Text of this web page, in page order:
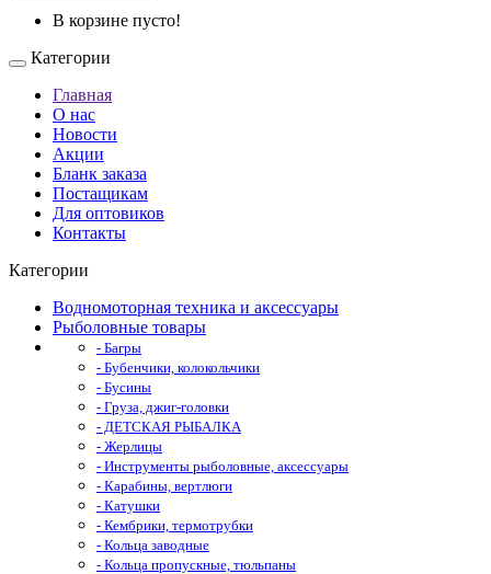
В корзине пусто!
Категории
Главная
О нас
Новости
Акции
Бланк заказа
Постащикам
Для оптовиков
Контакты
Категории
Водномоторная техника и аксессуары
Рыболовные товары
- Багры
- Бубенчики, колокольчики
- Бусины
- Груза, джиг-головки
- ДЕТСКАЯ РЫБАЛКА
- Жерлицы
- Инструменты рыболовные, аксессуары
- Карабины, вертлюги
- Катушки
- Кембрики, термотрубки
- Кольца заводные
- Кольца пропускные, тюльпаны